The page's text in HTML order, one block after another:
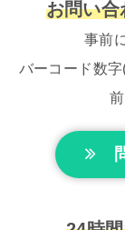
お問い合
事前
バーコード数